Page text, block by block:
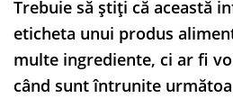
Trebuie să știți că această
eticheta unui produs
multe ingrediente, ci ar fi
când sunt întrunite